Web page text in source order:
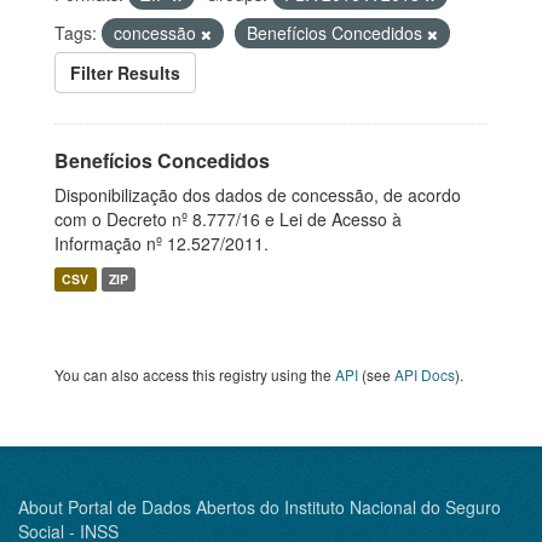
Tags:
concessão
Benefícios Concedidos
Filter Results
Benefícios Concedidos
Disponibilização dos dados de concessão, de acordo
com o Decreto nº 8.777/16 e Lei de Acesso à
Informação nº 12.527/2011.
CSV ZIP
You can also access this registry using the API (see API Docs).
About Portal de Dados Abertos do Instituto Nacional do Seguro
Social - INSS